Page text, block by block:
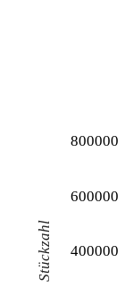
400000
600000
800000
Stückzahl